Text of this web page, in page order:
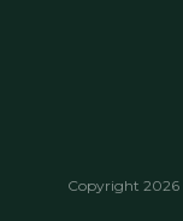
Copyright 2026